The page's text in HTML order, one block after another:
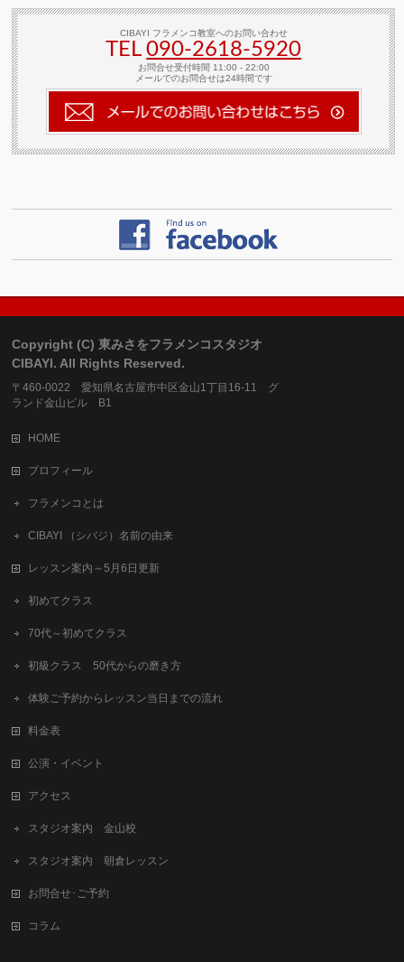
CIBAYI フラメンコ教室へのお問い合わせ
TEL090-2618‐5920
お問合せ受付時間 11:00 - 22:00
メールでのお問合せは24時間です
Copyright (C) 東みさをフラメンコスタジオ
CIBAYI. All Rights Reserved.
〒460-0022 愛知県名古屋市中区金山1丁目16-11 グ
ランド金山ビル B1
HOME
プロフィール
フラメンコとは
CIBAYI （シバジ）名前の由来
レッスン案内～5月6日更新
初めてクラス
70代～初めてクラス
初級クラス 50代からの磨き方
体験ご予約からレッスン当日までの流れ
料金表
公演・イベント
アクセス
スタジオ案内 金山校
スタジオ案内 朝倉レッスン
お問合せ･ご予約
コラム